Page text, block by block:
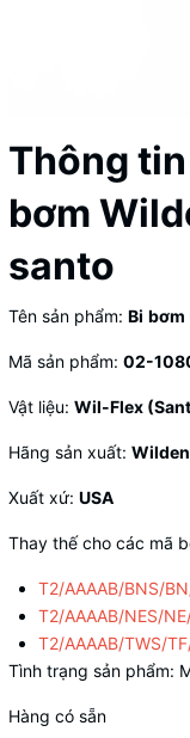
Thông
bơm
santo
Tên sản phẩm: Bi bơm
Mã sản phẩm: 02-
Vật liệu: Wil-Flex
Hãng sản xuất: Wilden
Xuất xứ: USA
Thay thế cho các mã
T2/AAAAB/BNS/
T2/AAAAB/NES/
T2/AAAAB/TWS/
Tình trạng sản phẩm:
Hàng có sẵn